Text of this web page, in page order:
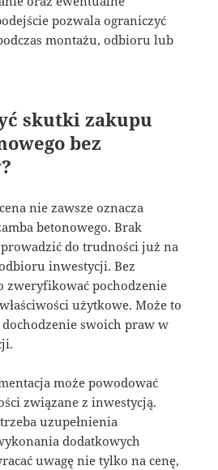
pozwala ograniczyć
montażu, odbioru lub
skutki zakupu
bez
nie zawsze oznacza
betonowego. Brak
do trudności już na
inwestycji. Bez
zweryfikować pochodzenie
użytkowe. Może to
swoich praw w
może powodować
związane z inwestycją.
uzupełnienia
dodatkowych
uwagę nie tylko na cenę,